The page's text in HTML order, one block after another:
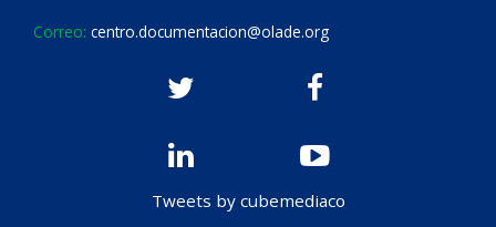
Correo: centro.documentacion@olade.org
Tweets by cubemediaco